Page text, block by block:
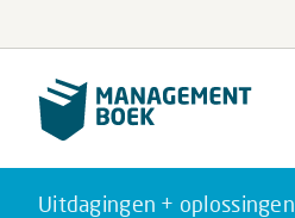
Uitdagingen + oplossingen